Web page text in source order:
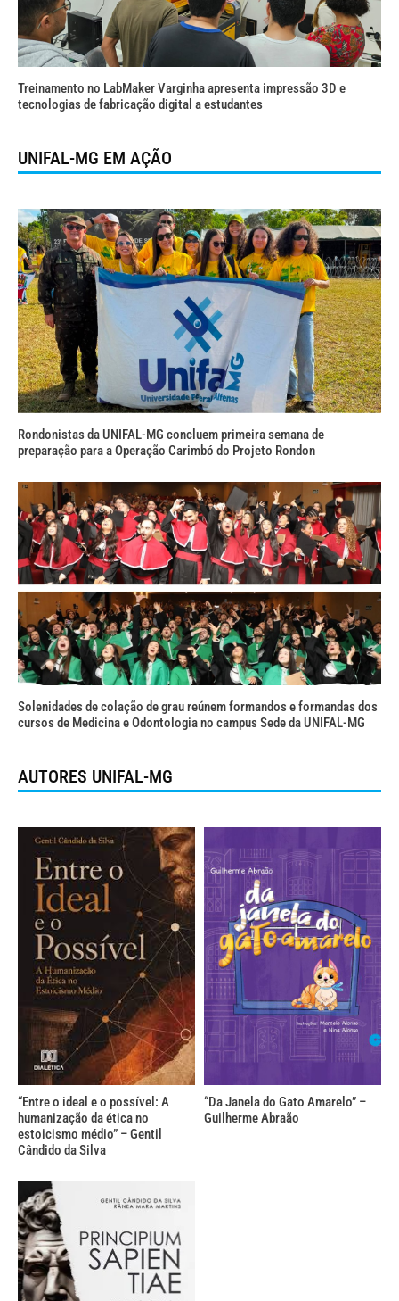
Treinamento no LabMaker Varginha apresenta impressão 3D e
tecnologias de fabricação digital a estudantes
UNIFAL-MG EM AÇÃO
Rondonistas da UNIFAL-MG concluem primeira semana de
preparação para a Operação Carimbó do Projeto Rondon
Solenidades de colação de grau reúnem formandos e formandas dos
cursos de Medicina e Odontologia no campus Sede da UNIFAL-MG
AUTORES UNIFAL-MG
“Entre o ideal e o possível: A
humanização da ética no
estoicismo médio” – Gentil
Cândido da Silva
“Da Janela do Gato Amarelo” –
Guilherme Abraão